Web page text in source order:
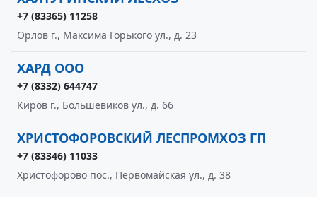
+7 (83365) 11258
Орлов г., Максима Горького ул., д. 23
ХАРД ООО
+7 (8332) 644747
Киров г., Большевиков ул., д. 66
ХРИСТОФОРОВСКИЙ ЛЕСПРОМХОЗ ГП
+7 (83346) 11033
Христофорово пос., Первомайская ул., д. 38